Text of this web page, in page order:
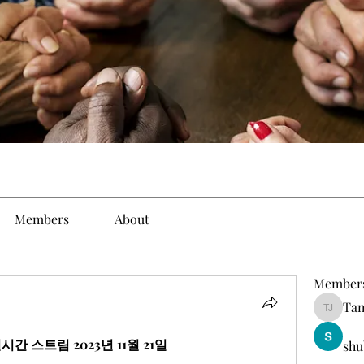
Members About
간 스트림 2023년 11월 21일
Tamirat